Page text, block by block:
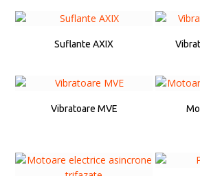
Suflante AXIX
Vibratoare MVE